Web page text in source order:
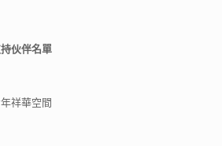
伙伴名單
祥華空間